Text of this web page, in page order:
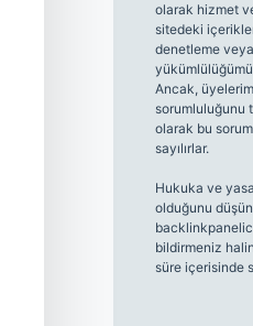
olarak hizmet
sitedeki
denetleme
Ancak,
sorumluluğunu
olarak bu
sayılırlar.
Hukuka ve
olduğunu
bildirmeniz
süre içerisinde